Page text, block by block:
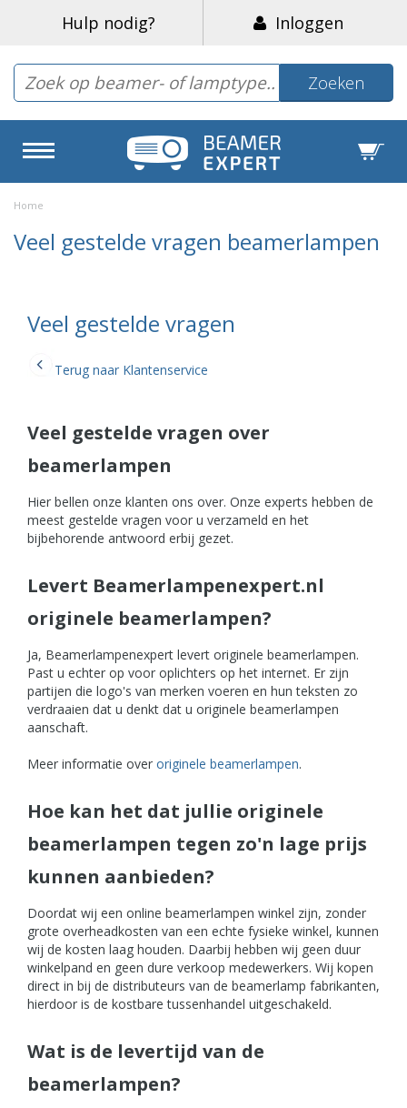
Hulp nodig? Inloggen
Zoeken
Home
Veel gestelde vragen beamerlampen
Veel gestelde vragen
Terug naar Klantenservice
Veel gestelde vragen over
beamerlampen
Hier bellen onze klanten ons over. Onze experts hebben de
meest gestelde vragen voor u verzameld en het
bijbehorende antwoord erbij gezet.
Levert Beamerlampenexpert.nl
originele beamerlampen?
Ja, Beamerlampenexpert levert originele beamerlampen.
Past u echter op voor oplichters op het internet. Er zijn
partijen die logo's van merken voeren en hun teksten zo
verdraaien dat u denkt dat u originele beamerlampen
aanschaft.
Meer informatie over originele beamerlampen.
Hoe kan het dat jullie originele
beamerlampen tegen zo'n lage prijs
kunnen aanbieden?
Doordat wij een online beamerlampen winkel zijn, zonder
grote overheadkosten van een echte fysieke winkel, kunnen
wij de kosten laag houden. Daarbij hebben wij geen duur
winkelpand en geen dure verkoop medewerkers. Wij kopen
direct in bij de distributeurs van de beamerlamp fabrikanten,
hierdoor is de kostbare tussenhandel uitgeschakeld.
Wat is de levertijd van de
beamerlampen?